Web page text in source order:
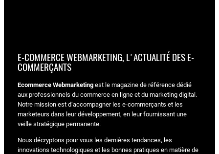
E-COMMERCE WEBMARKETING, L'ACTUALITÉ DES E-
COMMERÇANTS
Ecommerce Webmarketing est le magazine de référence dédié
aux professionnels du commerce en ligne et du marketing digital.
Notre mission est d’accompagner les e-commerçants et les
marketeurs dans leur développement, en leur fournissant une
veille stratégique permanente.
Nous décryptons pour vous les dernières tendances, les
innovations technologiques et les bonnes pratiques en matière de